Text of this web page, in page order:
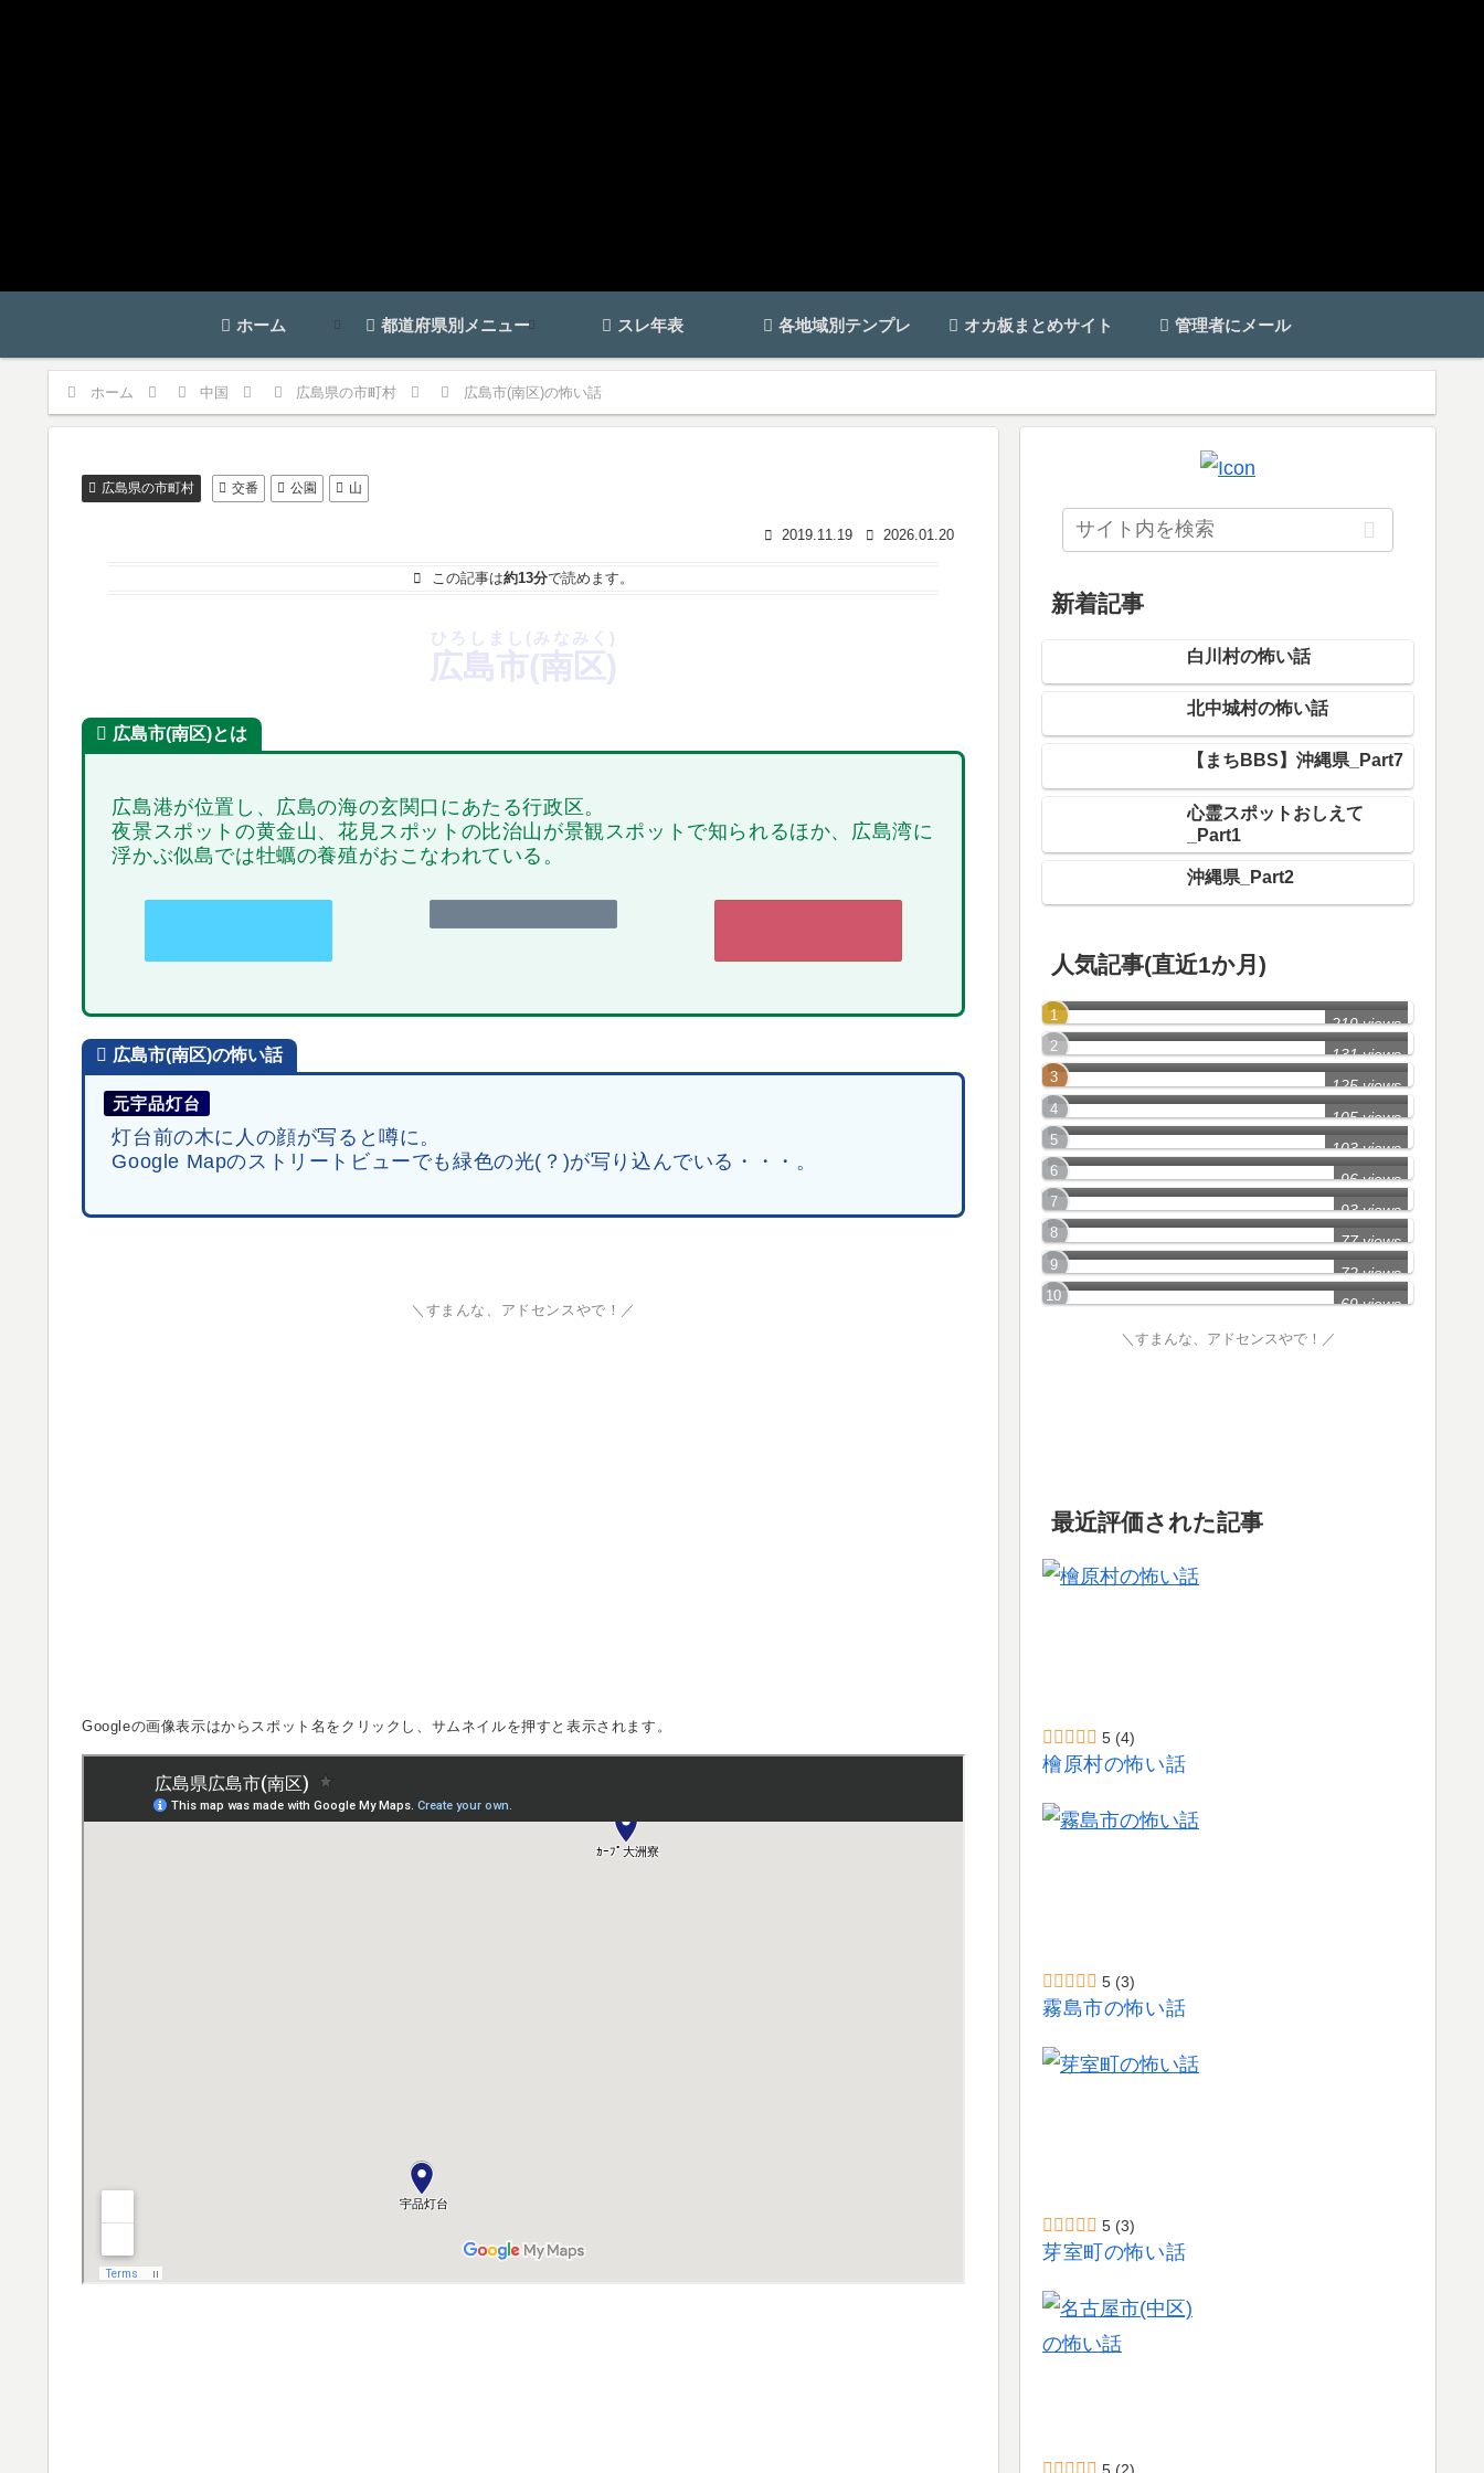
ホーム 都道府県別メニュー スレ年表 各地域別テンプレ オカ板まとめサイト 管理者にメール
ホーム 中国 広島県の市町村 広島市(南区)の怖い話
広島県の市町村 交番 公園 山
2019.11.19 2026.01.20
この記事は約13分で読めます。
広島市(南区)
ひろしまし(みなみく)
広島市(南区)とは
広島港が位置し、広島の海の玄関口にあたる行政区。
夜景スポットの黄金山、花見スポットの比治山が景観スポットで知られるほか、広島湾に
浮かぶ似島では牡蠣の養殖がおこなわれている。
広島市(南区)の怖い話
元宇品灯台
灯台前の木に人の顔が写ると噂に。
Google Mapのストリートビューでも緑色の光(？)が写り込んでいる・・・。
＼すまんな、アドセンスやで！／
Googleの画像表示はからスポット名をクリックし、サムネイルを押すと表示されます。
新着記事
白川村の怖い話
北中城村の怖い話
【まちBBS】沖縄県_Part7
心霊スポットおしえて
_Part1
沖縄県_Part2
人気記事(直近1か月)
219 views
広島市(中区)の怖い話
131 views
呉市の怖い話
125 views
広島市(安佐南区)の怖い話
105 views
東広島市の怖い話
103 views
広島市(安佐北区)の怖い話
96 views
広島市(南区)の怖い話
93 views
江田島市の怖い話
77 views
廿日市市の怖い話
72 views
広島市(安芸区)の怖い話
69 views
＼すまんな、アドセンスやで！／
最近評価された記事
5 (4)
檜原村の怖い話
5 (3)
霧島市の怖い話
5 (3)
芽室町の怖い話
5 (2)